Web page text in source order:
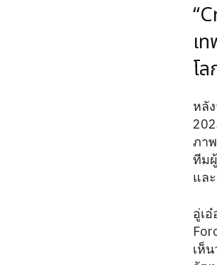
เ
โ
หลั
ภา
ทีม
แล
อู่เ
เห็